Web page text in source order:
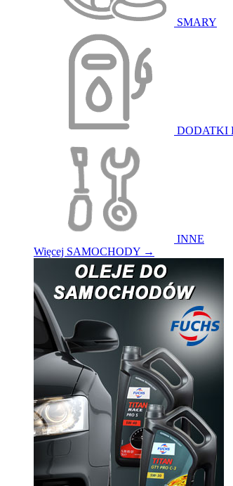
SMARY
DODATKI
INNE
Więcej SAMOCHODY →